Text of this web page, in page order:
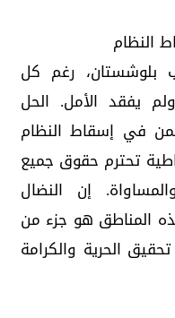
النظام
رغم كل
يفقد الأمل. الحل
في إسقاط النظام
تحترم حقوق جميع
إن النضال
المناطق هو جزء من
الحرية والكرامة